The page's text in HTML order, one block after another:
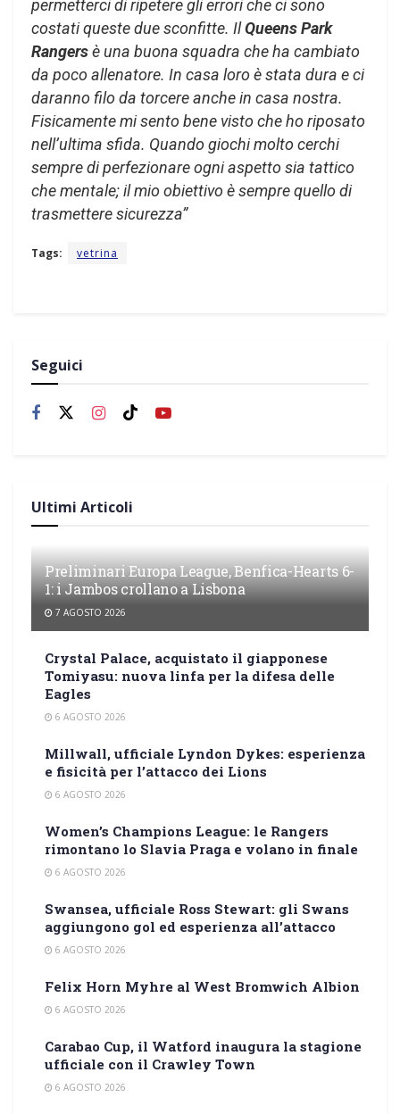
permetterci di ripetere gli errori che ci sono
costati queste due sconfitte. IlQueens Park
Rangersè una buona squadra che ha cambiato
da poco allenatore. In casa loro è stata dura e ci
daranno filo da torcere anche in casa nostra.
Fisicamente mi sento bene visto che ho riposato
nell’ultima sfida. Quando giochi molto cerchi
sempre di perfezionare ogni aspetto sia tattico
che mentale; il mio obiettivo è sempre quello di
trasmettere sicurezza”
Tags: vetrina
Seguici
Ultimi Articoli
Preliminari Europa League, Benfica-Hearts 6-
1: i Jambos crollano a Lisbona
7 AGOSTO 2026
Crystal Palace, acquistato il giapponese
Tomiyasu: nuova linfa per la difesa delle
Eagles
6 AGOSTO 2026
Millwall, ufficiale Lyndon Dykes: esperienza
e fisicità per l’attacco dei Lions
6 AGOSTO 2026
Women’s Champions League: le Rangers
rimontano lo Slavia Praga e volano in finale
6 AGOSTO 2026
Swansea, ufficiale Ross Stewart: gli Swans
aggiungono gol ed esperienza all’attacco
6 AGOSTO 2026
Felix Horn Myhre al West Bromwich Albion
6 AGOSTO 2026
Carabao Cup, il Watford inaugura la stagione
ufficiale con il Crawley Town
6 AGOSTO 2026